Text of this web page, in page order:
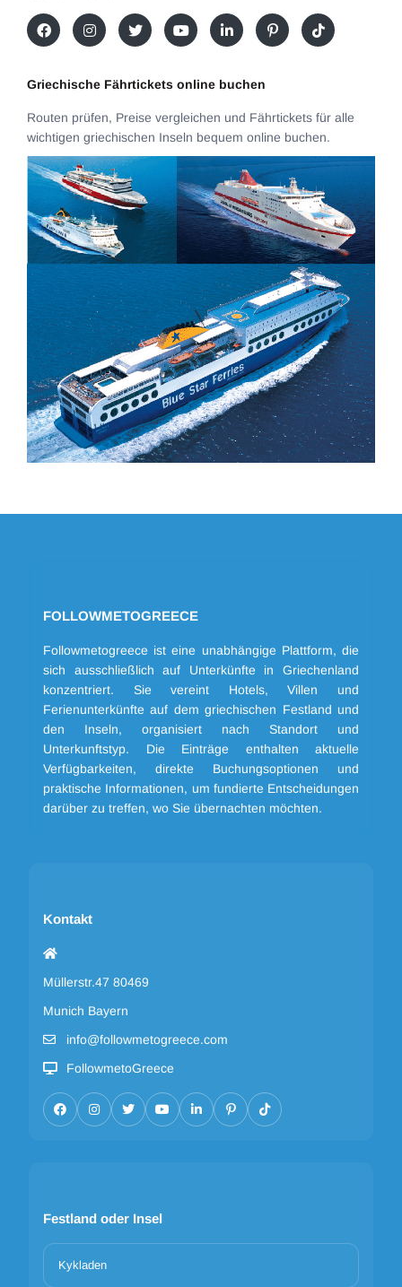
Griechische Fährtickets online buchen
Routen prüfen, Preise vergleichen und Fährtickets für alle
wichtigen griechischen Inseln bequem online buchen.
FOLLOWMETOGREECE
Followmetogreece ist eine unabhängige Plattform, die
sich ausschließlich auf Unterkünfte in Griechenland
konzentriert. Sie vereint Hotels, Villen und
Ferienunterkünfte auf dem griechischen Festland und
den Inseln, organisiert nach Standort und
Unterkunftstyp. Die Einträge enthalten aktuelle
Verfügbarkeiten, direkte Buchungsoptionen und
praktische Informationen, um fundierte Entscheidungen
darüber zu treffen, wo Sie übernachten möchten.
Kontakt
Müllerstr.47 80469
Munich Bayern
info@followmetogreece.com
FollowmetoGreece
Festland oder Insel
Kykladen